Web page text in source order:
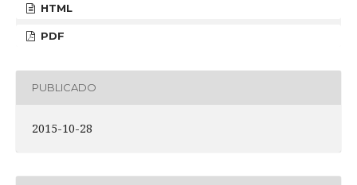
HTML
PDF
PUBLICADO
2015-10-28